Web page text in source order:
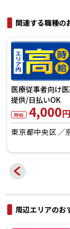
関連する職種の
医療従事者向け
提供/日払いOK
時給 4,000
東京都中央区
周辺エリアのお